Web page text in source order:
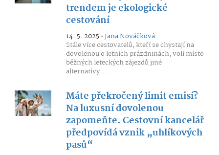
trendem je ekologické
cestování
14. 5. 2025 •Jana Nováčková
Stále více cestovatelů, kteří se chystají na
dovolenou o letních prázdninách, volí místo
běžných leteckých zájezdů jiné
alternativy....
Máte překročený limit emisí?
Na luxusní dovolenou
zapomeňte. Cestovní kancelář
předpovídá vznik „uhlíkových
pasů“